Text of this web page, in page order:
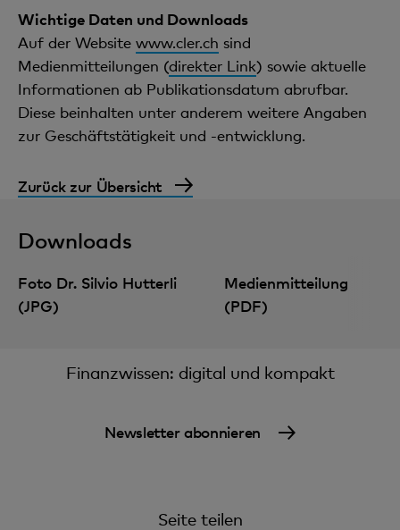
Wichtige Daten und Downloads
Auf der Website www.cler.ch sind
Medienmitteilungen (direkter Link) sowie aktuelle
Informationen ab Publikationsdatum abrufbar.
Diese beinhalten unter anderem weitere Angaben
zur Geschäftstätigkeit und -entwicklung.
Zurück zur Übersicht
Downloads
Foto Dr. Silvio Hutterli
(JPG)
Medienmitteilung
(PDF)
Finanzwissen: digital und kompakt
Newsletter abonnieren
Seite teilen